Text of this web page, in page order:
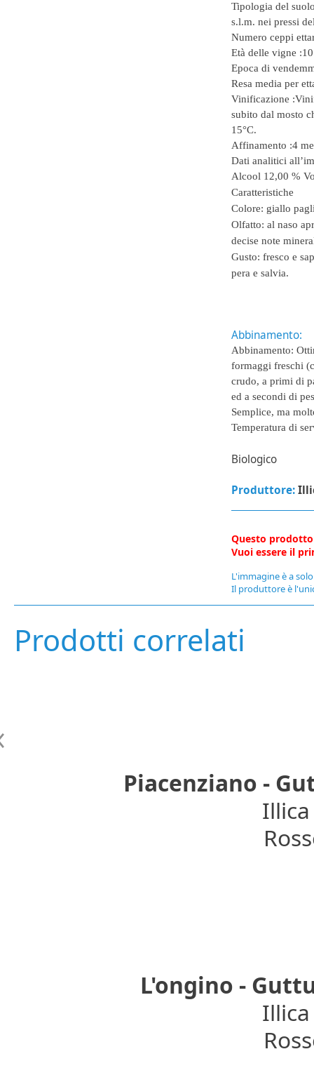
Tipologia del
s.l.m. nei pressi
Numero ceppi
Età delle vigne :
Epoca di
Resa media per
Vinificazione :
subito dal mosto
15°C.
Affinamento :4
Dati analitici
Alcool 12,00 %
Caratteristiche
Colore: giallo
Olfatto: al naso
decise note
Gusto: fresco e
pera e salvia.
Abbinamento:
Abbinamento:
formaggi freschi
crudo, a primi di
ed a secondi di
Semplice, ma
Temperatura di
Biologico
Produttore:
Questo
Vuoi essere il
L'immagine è a
Il produttore è
Prodotti correlati
Piacenziano -
L'ongino -